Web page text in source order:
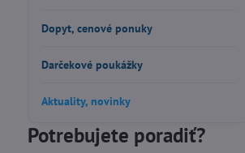
Dopyt, cenové ponuky
Darčekové poukážky
Aktuality, novinky
Potrebujete poradiť?